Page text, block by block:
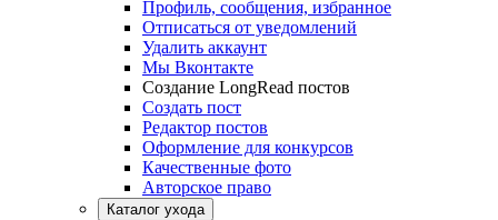
Профиль, сообщения, избранное
Отписаться от уведомлений
Удалить аккаунт
Мы Вконтакте
Создание LongRead постов
Создать пост
Редактор постов
Оформление для конкурсов
Качественные фото
Авторское право
Каталог ухода